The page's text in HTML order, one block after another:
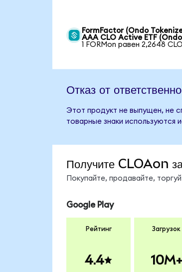
FormFactor (Ondo
AAA CLO Active ETF
1 FORMon равен 2,2648
Отказ от
Этот продукт не выпущен, не
товарные знаки используются
Получите CLOAon
Покупайте, продавайте,
Google Play
Рейтинг
4.4
Загрузок
10M+